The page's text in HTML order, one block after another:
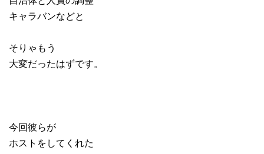
キャラバンなどと
そりゃもう
大変だったはずです。
今回彼らが
ホストをしてくれた